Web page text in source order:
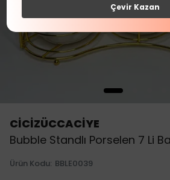
CİCİZÜCCACİYE
Bubble Standlı Porselen 7 Li
Ürün Kodu: BBLE0039
Çevir Kazan